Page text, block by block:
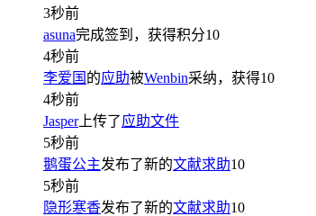
3秒前
asuna完成签到，获得积分10
4秒前
李爱国 的应助被Wenbin采纳，获得10
4秒前
Jasper上传了应助文件
5秒前
鹅蛋公主发布了新的文献求助10
5秒前
隐形寒香发布了新的文献求助10